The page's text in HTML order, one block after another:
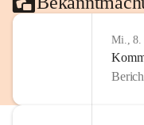
Mi., 8.